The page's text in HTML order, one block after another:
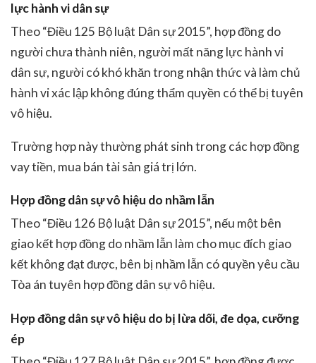
lực hành vi dân sự
Theo “Điều 125 Bộ luật Dân sự 2015”, hợp đồng do
người chưa thành niên, người mất năng lực hành vi
dân sự, người có khó khăn trong nhận thức và làm chủ
hành vi xác lập không đúng thẩm quyền có thể bị tuyên
vô hiệu.
Trường hợp này thường phát sinh trong các hợp đồng
vay tiền, mua bán tài sản giá trị lớn.
Hợp đồng dân sự vô hiệu do nhầm lẫn
Theo “Điều 126 Bộ luật Dân sự 2015”, nếu một bên
giao kết hợp đồng do nhầm lẫn làm cho mục đích giao
kết không đạt được, bên bị nhầm lẫn có quyền yêu cầu
Tòa án tuyên hợp đồng dân sự vô hiệu.
Hợp đồng dân sự vô hiệu do bị lừa dối, đe dọa, cưỡng
ép